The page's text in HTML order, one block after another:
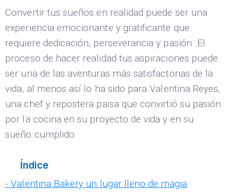
Convertir tus sueños en realidad puede ser una
experiencia emocionante y gratificante que
requiere dedicación, perseverancia y pasión. El
proceso de hacer realidad tus aspiraciones puede
ser una de las aventuras más satisfactorias de la
vida, al menos así lo ha sido para Valentina Reyes,
una chef y repostera paisa que convirtió su pasión
por la cocina en su proyecto de vida y en su
sueño cumplido.
Índice
- Valentina Bakery un lugar lleno de magia